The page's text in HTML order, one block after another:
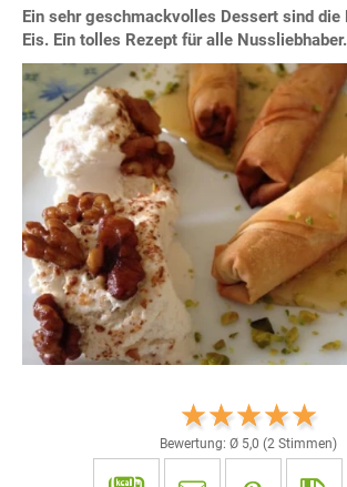
Ein sehr geschmackvolles Dessert sind
Eis. Ein tolles Rezept für alle Nussliebhaber.
Bewertung: Ø 5,0 (2 Stimmen)